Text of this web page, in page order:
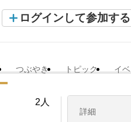
ログインして参加する
つぶやき トピック イ
詳細
2人